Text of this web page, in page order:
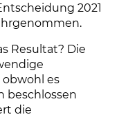
2021
Resultat? Die
es
beschlossen
die